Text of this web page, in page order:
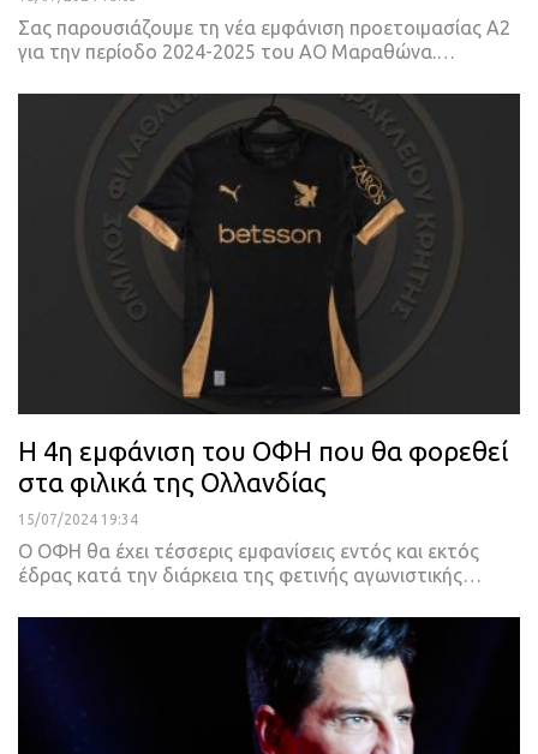
Σας παρουσιάζουμε τη νέα εμφάνιση προετοιμασίας Α2
για την περίοδο 2024-2025 του ΑΟ Μαραθώνα.…
Η 4η εμφάνιση του ΟΦΗ που θα φορεθεί
στα φιλικά της Ολλανδίας
15/07/2024 19:34
Ο ΟΦΗ θα έχει τέσσερις εμφανίσεις εντός και εκτός
έδρας κατά την διάρκεια της φετινής αγωνιστικής…